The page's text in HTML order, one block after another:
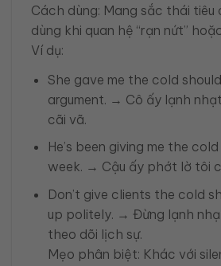
Cách dùng: Mang sắc thái
dùng khi quan hệ “rạn nứt”
Ví dụ:
She gave me the cold
argument. → Cô ấy lạnh
cãi vã.
He’s been giving me the
week. → Cậu ấy phớt lờ tôi
Don’t give clients the cold
up politely. → Đừng lạnh
theo dõi lịch sự.
Mẹo phân biệt: Khác với